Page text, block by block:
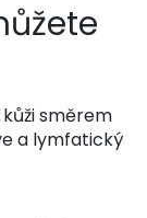
směrem
a lymfatický